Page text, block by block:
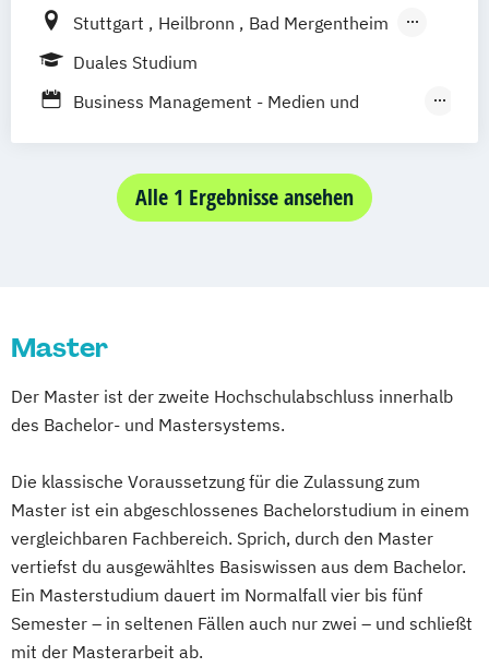
Stuttgart Heilbronn
Bad Mergentheim
Friedrichshafen
Ravensburg Villingen-Schwenningen
Horb am Neckar
Duales Studium
Business Management - Medien und
Alle 1 Ergebnisse ansehen
Master
Der Master ist der zweite Hochschulabschluss innerhalb
des Bachelor- und Mastersystems.
Die klassische Voraussetzung für die Zulassung zum
Master ist ein abgeschlossenes Bachelorstudium in einem
vergleichbaren Fachbereich. Sprich, durch den Master
vertiefst du ausgewähltes Basiswissen aus dem Bachelor.
Ein Masterstudium dauert im Normalfall vier bis fünf
Semester – in seltenen Fällen auch nur zwei – und schließt
mit der Masterarbeit ab.